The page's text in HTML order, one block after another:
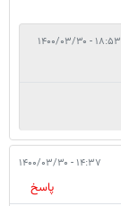
۱۸:۵۳ - ۱۴۰۰/۰۳/۳۰
۱۴:۳۷ - ۱۴۰۰/۰۳/۳۰
پاسخ